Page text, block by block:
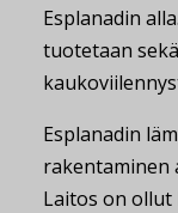
Esplanadin
tuotetaan
Esplanadin
rakentaminen
Laitos on ollut